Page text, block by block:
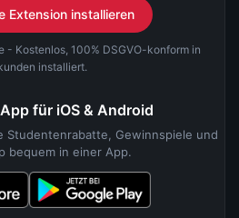
Extension installieren
Kostenlos, 100% DSGVO-konform in
installiert.
für iOS & Android
Studentenrabatte, Gewinnspiele und
bequem in einer App.